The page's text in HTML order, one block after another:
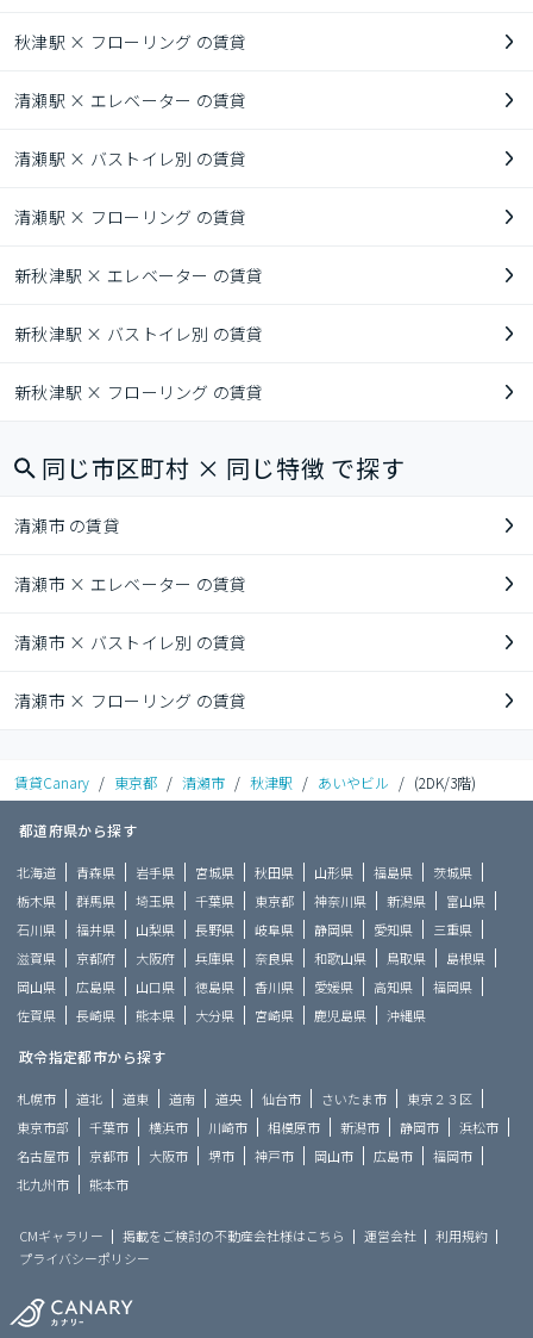
秋津駅 × フローリング の賃貸
清瀬駅 × エレベーター の賃貸
清瀬駅 × バストイレ別 の賃貸
清瀬駅 × フローリング の賃貸
新秋津駅 × エレベーター の賃貸
新秋津駅 × バストイレ別 の賃貸
新秋津駅 × フローリング の賃貸
同じ市区町村 × 同じ特徴 で探す
清瀬市 の賃貸
清瀬市 × エレベーター の賃貸
清瀬市 × バストイレ別 の賃貸
清瀬市 × フローリング の賃貸
賃貸Canary / 東京都 / 清瀬市 / 秋津駅 / あいやビル / (2DK/3階)
都道府県から探す
北海道 青森県 岩手県 宮城県 秋田県 山形県 福島県
茨城県
栃木県
群馬県 埼玉県 千葉県 東京都 神奈川県 新潟県
富山県
石川県
福井県 山梨県 長野県 岐阜県 静岡県 愛知県
三重県
滋賀県
京都府 大阪府 兵庫県 奈良県 和歌山県 鳥取県
島根県
岡山県
広島県 山口県 徳島県 香川県 愛媛県 高知県
福岡県
佐賀県
長崎県 熊本県 大分県 宮崎県 鹿児島県 沖縄県
政令指定都市から探す
札幌市 道北 道東 道南 道央 仙台市 さいたま市
東京２３区
東京市部
千葉市 横浜市 川崎市 相模原市 新潟市 静岡市
浜松市
名古屋市
京都市 大阪市 堺市 神戸市 岡山市 広島市
福岡市
北九州市
熊本市
CMギャラリー 掲載をご検討の不動産会社様はこちら 運営会社
利用規約
プライバシーポリシー